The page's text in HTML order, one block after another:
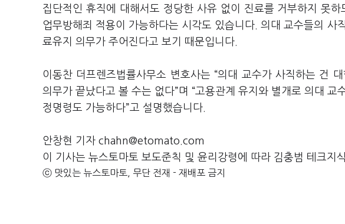
집단적인 휴직에 대해서도 정당한 사유 없이 진료를 거부하지 못
업무방해죄 적용이 가능하다는 시각도 있습니다. 의대 교수들의 사
료유지 의무가 주어진다고 보기 때문입니다.
이동찬 더프렌즈법률사무소 변호사는 “의대 교수가 사직하는 건
의무가 끝났다고 볼 수는 없다”며 “고용관계 유지와 별개로 의대
정명령도 가능하다”고 설명했습니다.
안창현 기자 chahn@etomato.com
이 기사는 뉴스토마토 보도준칙 및 윤리강령에 따라 김충범 테크지
ⓒ 맛있는 뉴스토마토, 무단 전재 - 재배포 금지